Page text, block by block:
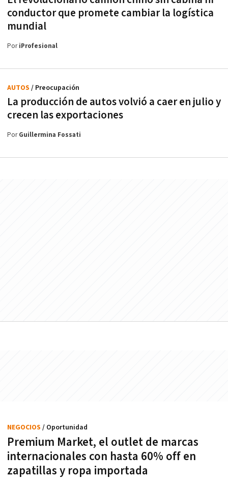
conductor que promete cambiar la logística
mundial
PoriProfesional
La producción de autos volvió a caer en julio y
crecen las exportaciones
AUTOS / Preocupación
PorGuillermina Fossati
Premium Market, el outlet de marcas
internacionales con hasta 60% off en
zapatillas y ropa importada
NEGOCIOS / Oportunidad